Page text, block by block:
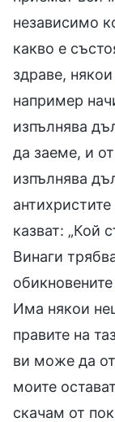
независимо
какво е
здраве,
например
изпълнява
да заеме, и
изпълнява
казват: „Кой
Винаги
Има някои
правите на
ви може да
моите
скачам от